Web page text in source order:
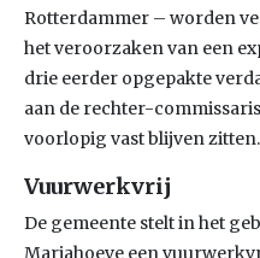
Rotterdammer – worden
het veroorzaken van een
drie eerder opgepakte
aan de rechter-
voorlopig vast blijven zitten.
Vuurwerkvrij
De gemeente stelt in het
Mariahoeve een